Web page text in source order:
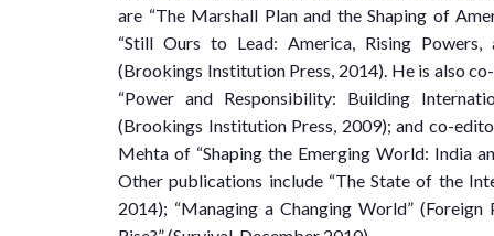
are “The Marshall Plan and the Shaping of
“Still Ours to Lead: America, Rising
(Brookings Institution Press, 2014). He is also
“Power and Responsibility: Building
(Brookings Institution Press, 2009); and co-
Mehta of “Shaping the Emerging World: India
Other publications include “The State of the
2014); “Managing a Changing World”